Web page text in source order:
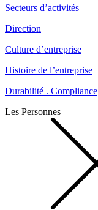
Secteurs d’activités
Direction
Culture d’entreprise
Histoire de l’entreprise
Durabilité . Compliance
Les Personnes